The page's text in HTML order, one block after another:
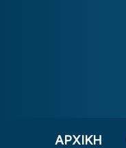
ΑΡΧΙΚΗ